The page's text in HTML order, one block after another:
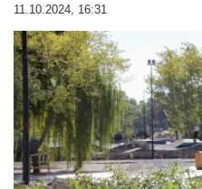
11.10.2024, 16:31